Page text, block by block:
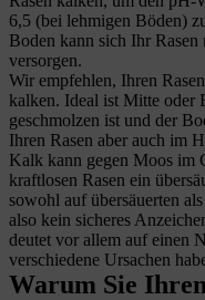
6,5 (bei lehmigen Böden)
Boden kann sich Ihr
versorgen.
Wir empfehlen, Ihren
kalken. Ideal ist Mitte oder
geschmolzen ist und der
Ihren Rasen aber auch im
Kalk kann gegen Moos im
kraftlosen Rasen ein
sowohl auf übersäuerten
also kein sicheres
deutet vor allem auf einen
verschiedene Ursachen
Warum Sie